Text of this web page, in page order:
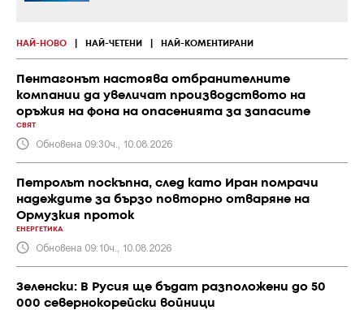
НАЙ-НОВО НАЙ-ЧЕТЕНИ НАЙ-КОМЕНТИРАНИ
Пентагонът настоява отбранителните
компании да увеличат производството на
оръжия на фона на опасенията за запасите
СВЯТ
Обновена 09:30ч., 10.08.2026
Петролът поскъпна, след като Иран помрачи
надеждите за бързо повторно отваряне на
Ормузкия проток
ЕНЕРГЕТИКА
Обновена 09:10ч., 10.08.2026
Зеленски: В Русия ще бъдат разположени до 50
000 севернокорейски войници